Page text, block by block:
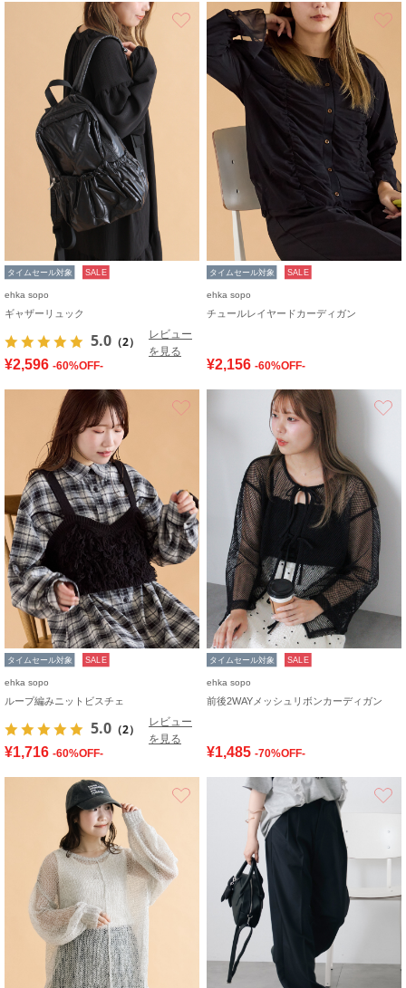
お気に入り
タイムセール対象 SALE
ehka sopo
ギャザーリュック
5.0 （2）
レビュー
を見る
¥2,596 -60%OFF-
タイムセール対象 SALE
ehka sopo
チュールレイヤードカーディガン
¥2,156 -60%OFF-
タイムセール対象 SALE
ehka sopo
ループ編みニットビスチェ
5.0 （2）
レビュー
を見る
¥1,716 -60%OFF-
タイムセール対象 SALE
ehka sopo
前後2WAYメッシュリボンカーディガン
¥1,485 -70%OFF-
お気に入り